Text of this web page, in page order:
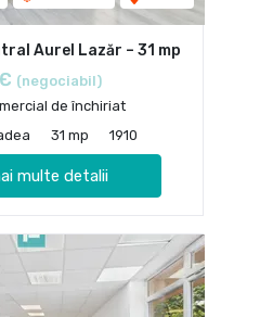
Aurel Lazăr – 31 mp
(negociabil)
de închiriat
31 mp 1910
multe detalii